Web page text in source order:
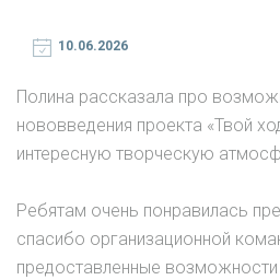
10.06.2026
Полина рассказала про
нововведения проекта «Твой
интересную творческую
Ребятам очень понравилась
спасибо организационной
предоставленные возможности